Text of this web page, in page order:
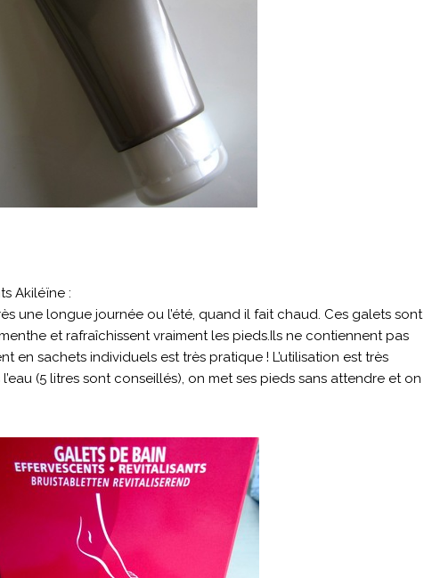
Akiléïne :
une longue journée ou l’été, quand il fait chaud. Ces galets sont
et rafraîchissent vraiment les pieds.Ils ne contiennent pas
en sachets individuels est très pratique ! L’utilisation est très
(5 litres sont conseillés), on met ses pieds sans attendre et on